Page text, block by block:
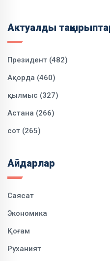
Актуалды
Президент (482)
Ақорда (460)
қылмыс (327)
Астана (266)
сот (265)
Айдарлар
Саясат
Экономика
Қоғам
Руханият